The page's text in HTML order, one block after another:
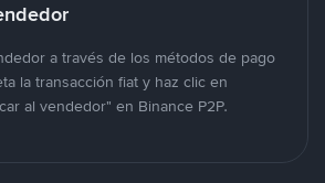
a través de los métodos de pago
la transacción fiat y haz clic en
al vendedor" en Binance P2P.